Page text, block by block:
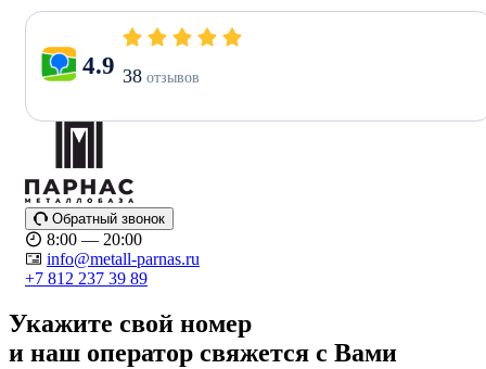
4.9 38 отзывов
Обратный звонок
8:00 — 20:00
info@metall-parnas.ru
+7 812 237 39 89
Укажите свой номер
и наш оператор свяжется с Вами